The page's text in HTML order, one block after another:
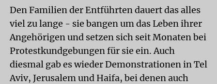
Den Familien der Entführten dauert das alles
viel zu lange - sie bangen um das Leben ihrer
Angehörigen und setzen sich seit Monaten bei
Protestkundgebungen für sie ein. Auch
diesmal gab es wieder Demonstrationen in Tel
Aviv, Jerusalem und Haifa, bei denen auch